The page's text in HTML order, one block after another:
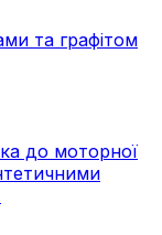
та графітом
до моторної